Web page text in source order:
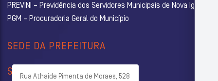
PREVINI – Previdência dos Servidores Municipais de Nova Iguaçu
PGM – Procuradoria Geral do Município
SEDE DA PREFEITURA
Rua Athaide Pimenta de Moraes, 528
SECRETARIAS